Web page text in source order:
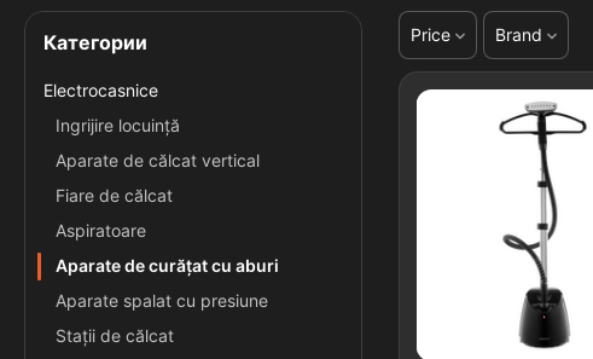
Price Brand
Категории
Electrocasnice
Ingrijire locuinţă
Aparate de călcat vertical
Fiare de călcat
Aspiratoare
Aparate de curățat cu aburi
Aparate spalat cu presiune
Stații de călcat